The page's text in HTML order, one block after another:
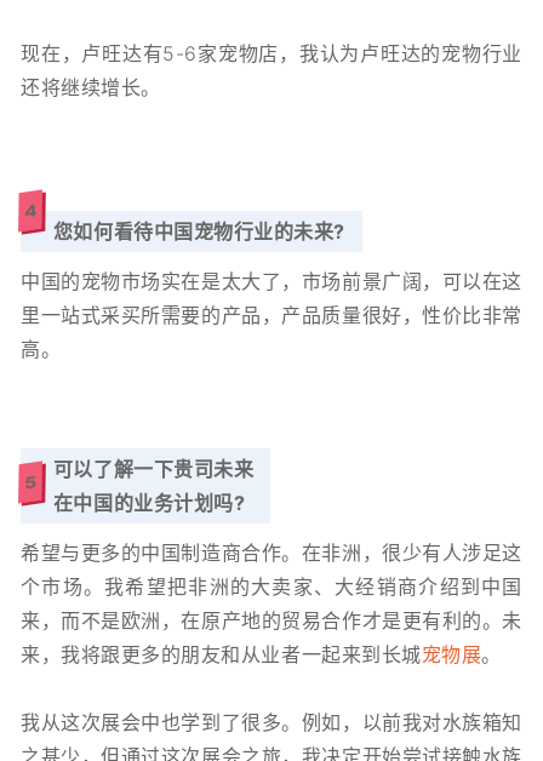
现在，卢旺达有5-6家宠物店，我认为卢旺达的宠物行业
还将继续增长。
4
您如何看待中国宠物行业的未来?
中国的宠物市场实在是太大了，市场前景广阔，可以在这
里一站式采买所需要的产品，产品质量很好，性价比非常
高。
5
可以了解一下贵司未来
在中国的业务计划吗?
希望与更多的中国制造商合作。在非洲，很少有人涉足这
个市场。我希望把非洲的大卖家、大经销商介绍到中国
来，而不是欧洲，在原产地的贸易合作才是更有利的。未
来，我将跟更多的朋友和从业者一起来到长城宠物展。
我从这次展会中也学到了很多。例如，以前我对水族箱知